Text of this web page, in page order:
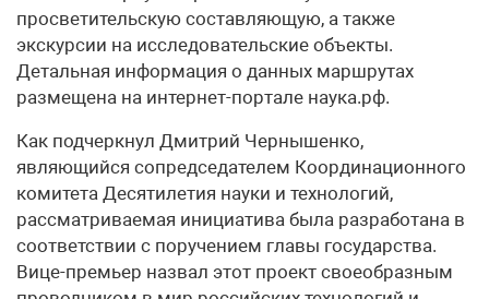
просветительскую составляющую, а также
экскурсии на исследовательские объекты.
Детальная информация о данных маршрутах
размещена на интернет-портале наука.рф.
Как подчеркнул Дмитрий Чернышенко,
являющийся сопредседателем Координационного
комитета Десятилетия науки и технологий,
рассматриваемая инициатива была разработана в
соответствии с поручением главы государства.
Вице-премьер назвал этот проект своеобразным